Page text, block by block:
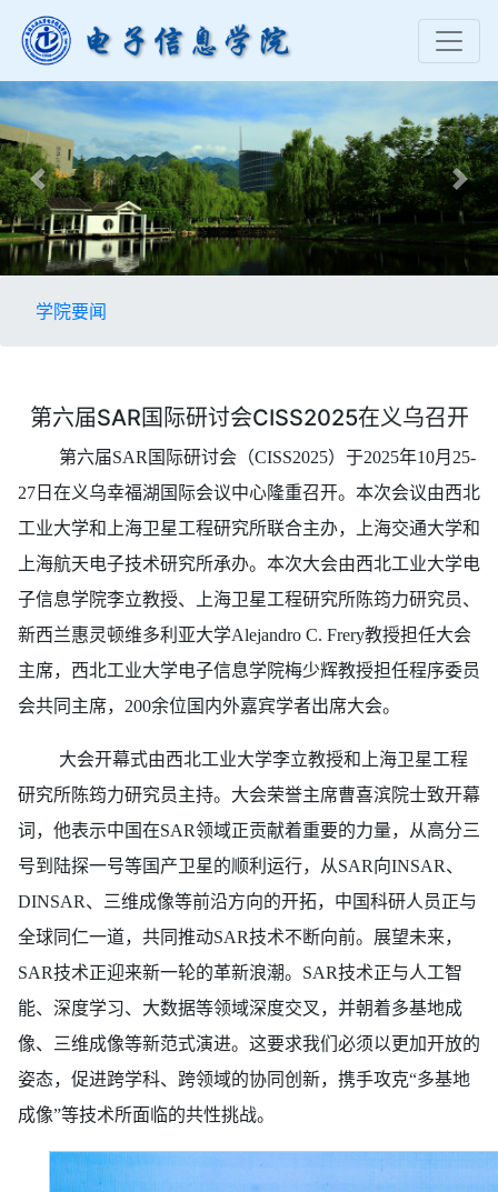
Previous Next
学院要闻
第六届SAR国际研讨会CISS2025在义乌召开
第六届SAR国际研讨会（CISS2025）于2025年10月25-
27日在义乌幸福湖国际会议中心隆重召开。本次会议由西北
工业大学和上海卫星工程研究所联合主办，上海交通大学和
上海航天电子技术研究所承办。本次大会由西北工业大学电
子信息学院李立教授、上海卫星工程研究所陈筠力研究员、
新西兰惠灵顿维多利亚大学Alejandro C. Frery教授担任大会
主席，西北工业大学电子信息学院梅少辉教授担任程序委员
会共同主席，200余位国内外嘉宾学者出席大会。
大会开幕式由西北工业大学李立教授和上海卫星工程
研究所陈筠力研究员主持。大会荣誉主席曹喜滨院士致开幕
词，他表示中国在SAR领域正贡献着重要的力量，从高分三
号到陆探一号等国产卫星的顺利运行，从SAR向INSAR、
DINSAR、三维成像等前沿方向的开拓，中国科研人员正与
全球同仁一道，共同推动SAR技术不断向前。展望未来，
SAR技术正迎来新一轮的革新浪潮。SAR技术正与人工智
能、深度学习、大数据等领域深度交叉，并朝着多基地成
像、三维成像等新范式演进。这要求我们必须以更加开放的
姿态，促进跨学科、跨领域的协同创新，携手攻克“多基地
成像”等技术所面临的共性挑战。